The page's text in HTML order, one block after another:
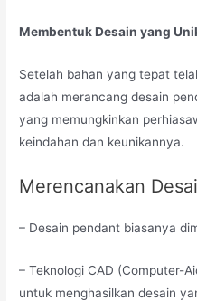
Membentuk Desain yang
Setelah bahan yang tepat
adalah merancang desain
yang memungkinkan
keindahan dan keunikannya.
Merencanakan
– Desain pendant biasanya
– Teknologi CAD (Computer-
untuk menghasilkan desain